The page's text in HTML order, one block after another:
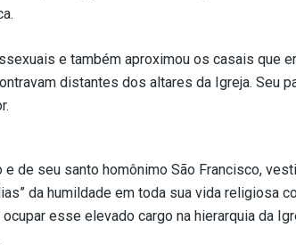
e também aproximou os casais que
distantes dos altares da Igreja. Seu
de seu santo homônimo São Francisco,
da humildade em toda sua vida religiosa
esse elevado cargo na hierarquia da